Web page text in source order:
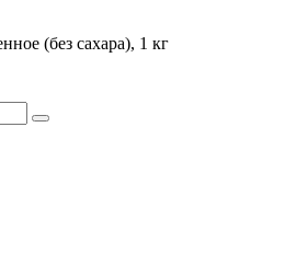
(без сахара), 1 кг